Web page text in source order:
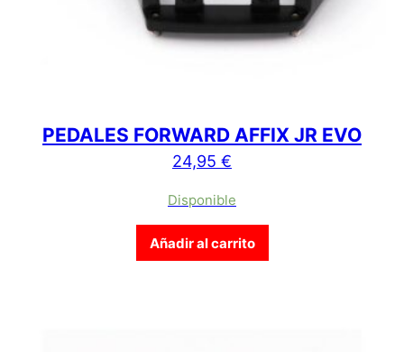
PEDALES FORWARD AFFIX JR EVO
24,95 €
Disponible
Añadir al carrito